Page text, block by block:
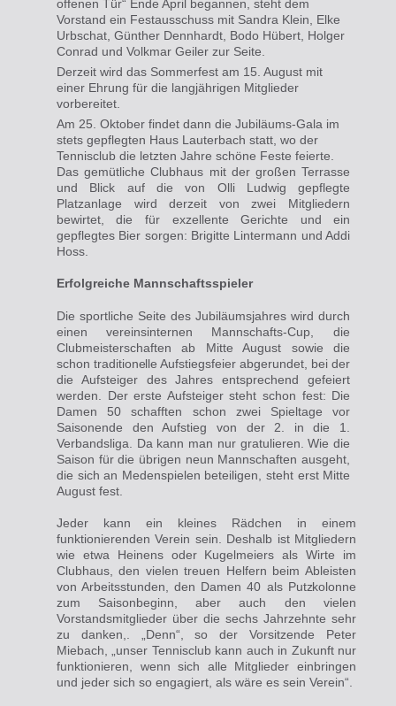
offenen Tür“ Ende April begannen, steht dem
Vorstand ein Festausschuss mit Sandra Klein, Elke
Urbschat, Günther Dennhardt, Bodo Hübert, Holger
Conrad und Volkmar Geiler zur Seite.
Derzeit wird das Sommerfest am 15. August mit
einer Ehrung für die langjährigen Mitglieder
vorbereitet.
Am 25. Oktober findet dann die Jubiläums-Gala im
stets gepflegten Haus Lauterbach statt, wo der
Tennisclub die letzten Jahre schöne Feste feierte.
Das gemütliche Clubhaus mit der großen Terrasse
und Blick auf die von Olli Ludwig gepflegte
Platzanlage wird derzeit von zwei Mitgliedern
bewirtet, die für exzellente Gerichte und ein
gepflegtes Bier sorgen: Brigitte Lintermann und Addi
Hoss.
Erfolgreiche Mannschaftsspieler
Die sportliche Seite des Jubiläumsjahres wird durch
einen
vereinsinternen Mannschafts-Cup, die
Clubmeisterschaften ab Mitte August sowie die
schontraditionelle Aufstiegsfeierabgerundet, bei der
die Aufsteiger des Jahres entsprechend gefeiert
werden. Der erste Aufsteiger steht schon fest: Die
Damen 50 schafften schon zwei Spieltage vor
Saisonende den Aufstieg von der 2. in die 1.
Verbandsliga. Da kann man nur gratulieren. Wie die
Saison für die übrigen neun Mannschaften ausgeht,
die sich an Medenspielen beteiligen, steht erst Mitte
August fest.
Jeder kann ein kleines Rädchen in einem
funktionierenden Verein sein. Deshalb ist Mitgliedern
wie etwa Heinens oder Kugelmeiers als Wirte im
Clubhaus, den vielen treuen Helfern beim Ableisten
von Arbeitsstunden, den Damen 40 als Putzkolonne
zum Saisonbeginn, aber auch den vielen
Vorstandsmitglieder über die sechs Jahrzehnte sehr
zu danken,. „Denn“, so der Vorsitzende Peter
Miebach, „unser Tennisclub kann auch in Zukunft nur
funktionieren, wenn sich alle Mitglieder einbringen
und jeder sich so engagiert, als wäre es sein Verein“.